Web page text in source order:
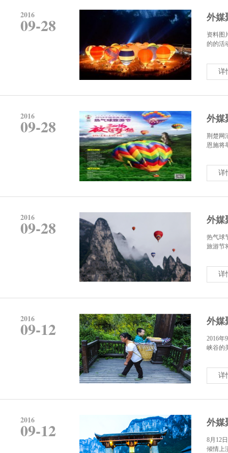
2016
09-28 外媒
资料图
的的活
详
2016
09-28 外媒
荆楚网
恩施将
详
2016
09-28 外媒
热气球
旅游节
详
2016
09-12 外媒
2016年
峡谷的
详
2016
09-12 外媒
8月12
倾情上